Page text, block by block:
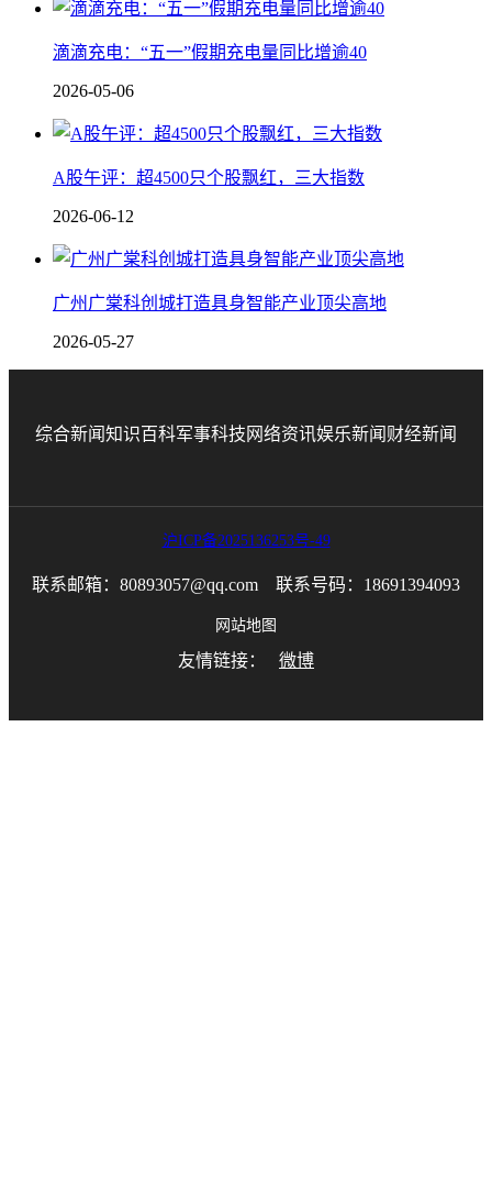
滴滴充电：“五一”假期充电量同比增逾40
2026-05-06
A股午评：超4500只个股飘红，三大指数
2026-06-12
广州广棠科创城打造具身智能产业顶尖高地
2026-05-27
综合新闻知识百科军事科技 网络资讯娱乐新闻 财经新闻
沪ICP备2025136253号-49
联系邮箱：80893057@qq.com 联系号码：18691394093
网站地图
友情链接： 微博